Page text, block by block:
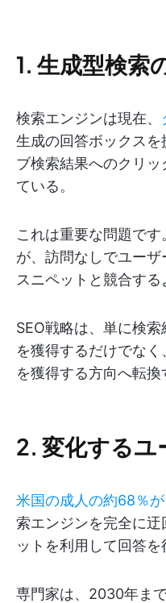
1. 生成型検索
検索エンジンは現在、
生成の回答ボックス
ブ検索結果へのクリ
ている。
これは重要な問題で
が、訪問なしでユー
スニペットと競合する
SEO戦略は、単に検
を獲得するだけでな
を獲得する方向へ転換
2. 変化するユ
米国の成人の約68％が
索エンジンを完全に
ットを利用して回答を
専門家は、2030年ま